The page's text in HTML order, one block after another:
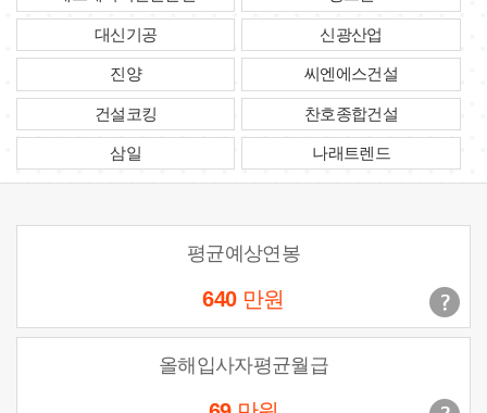
대신기공 신광산업
진양 씨엔에스건설
건설코킹 찬호종합건설
삼일 나래트렌드
평균예상연봉
640 만원
올해입사자평균월급